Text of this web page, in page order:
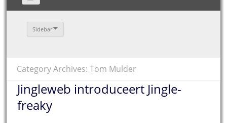
Sidebar
Category Archives: Tom Mulder
Jingleweb introduceert Jingle-
freaky